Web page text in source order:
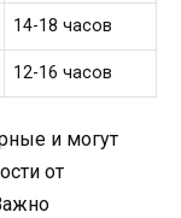
14-18 часов
12-16 часов
и могут
от